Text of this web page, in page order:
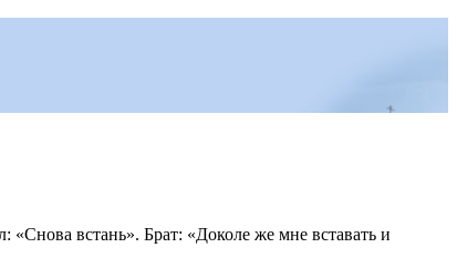
«Снова встань». Брат: «Доколе же мне вставать и